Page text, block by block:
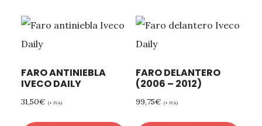
FARO ANTINIEBLA
IVECO DAILY
31,50€ (+ IVA)
FARO DELANTERO
(2006 – 2012)
99,75€ (+ IVA)